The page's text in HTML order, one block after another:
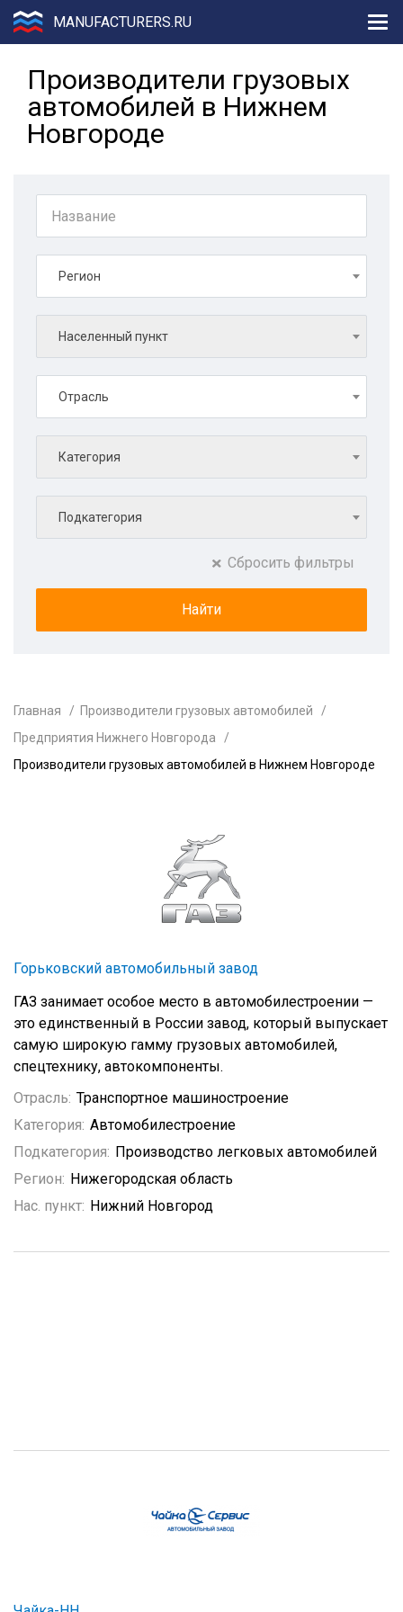
MANUFACTURERS.RU
Производители грузовых
автомобилей в Нижнем
Новгороде
Регион
Населенный пункт
Отрасль
Категория
Подкатегория
Сбросить фильтры
Главная
Производители грузовых автомобилей
Предприятия Нижнего Новгорода
Производители грузовых автомобилей в Нижнем Новгороде
Горьковский автомобильный завод
ГАЗ занимает особое место в автомобилестроении —
это единственный в России завод, который выпускает
самую широкую гамму грузовых автомобилей,
спецтехнику, автокомпоненты.
Отрасль: Транспортное машиностроение
Категория: Автомобилестроение
Подкатегория: Производство легковых автомобилей
Регион: Нижегородская область
Нас. пункт: Нижний Новгород